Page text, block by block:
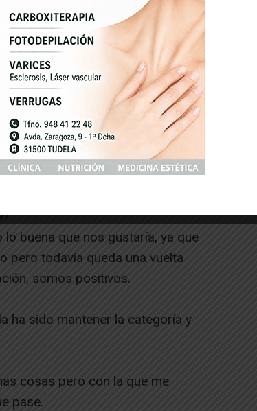
aunque también un poco triste
equipo con unos jugadores
Ribera. Ese año quedamos en
pasamos de ronda en la
contra los mejores de la
inmejorable e inolvidable.
temporada de juveniles de la que
finalizar, llevo cuatro años
muy a gusto.
buena que nos gustaría, ya que
pero todavía queda una vuelta
somos positivos.
ha sido mantener la categoría y
cosas pero con la que me
pase.